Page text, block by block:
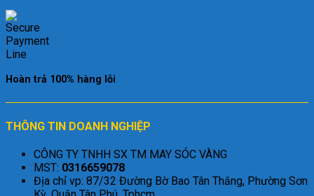
Hoàn trả 100% hàng lỗi
THÔNG TIN DOANH NGHIỆP
CÔNG TY TNHH SX TM MAY SÓC VÀNG
MST: 0316659078
Địa chỉ vp: 87/32 Đường Bờ Bao Tân Thắng, Phường Sơn